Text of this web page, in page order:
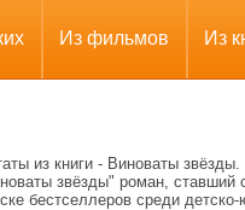
Из фильмов Из
из книги - Виноваты
звёзды" роман, ставший
бестселлеров среди